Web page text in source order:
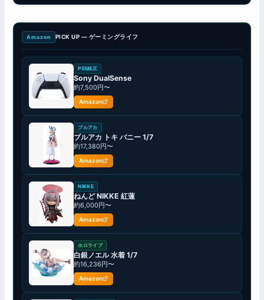
Amazon PICK UP — ゲーミングライフ
PS5純正
Sony DualSense
約7,500円〜
Amazon
ブルアカ
ブルアカ トキ バニー 1/7
約17,380円〜
Amazon
NIKKE
ねんど NIKKE 紅蓮
約6,000円〜
Amazon
ホロライブ
白銀ノエル 水着 1/7
約16,236円〜
Amazon